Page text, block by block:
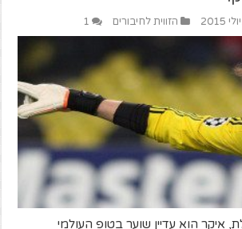
הזווית לחיבורים 1
איקר הוא עדיין שוער בטופ העולמי